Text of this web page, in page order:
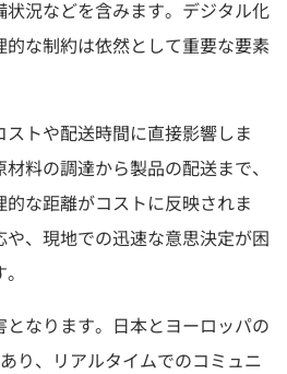
況などを含みます。デジタル化
な制約は依然として重要な要素
トや配送時間に直接影響しま
料の調達から製品の配送まで、
な距離がコストに反映されま
、現地での迅速な意思決定が困
なります。日本とヨーロッパの
り、リアルタイムでのコミュニ